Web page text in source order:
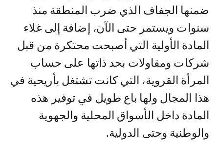
ضمنها الجفاف الذي ضرب المنطقة منذ
سنوات ويستمر حتى الآن، إضافة إلى غلاء
المادة الأولية التي أصبحت محتكرة من قبل
شركات ومقاولات بحد ذاتها على حساب
المرأة القروية، التي كانت تشتغل بأريحية في
هذا المجال ولها باع طويل في توفير هذه
المادة داخل الأسواق المحلية والجهوية
والوطنية وحتى الدولية.